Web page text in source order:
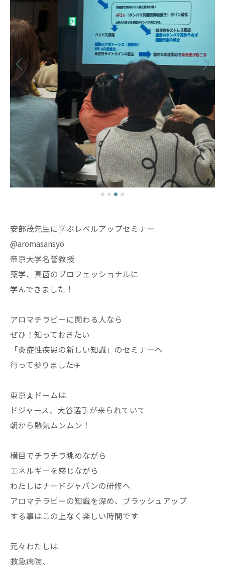
安部茂先生に学ぶレベルアップセミナー
@aromasansyo
帝京大学名誉教授
薬学、真菌のプロフェッショナルに
学んできました！
アロマテラピーに関わる人なら
ぜひ！知っておきたい
「炎症性疾患の新しい知識」のセミナーへ
行って参りました✈️
東京🗼ドームは
ドジャース、大谷選手が来られていて
朝から熱気ムンムン！
横目でチラチラ眺めながら
エネルギーを感じながら
わたしはナードジャパンの研修へ
アロマテラピーの知識を深め、ブラッシュアップ
する事はこの上なく楽しい時間です
元々わたしは
救急病院、